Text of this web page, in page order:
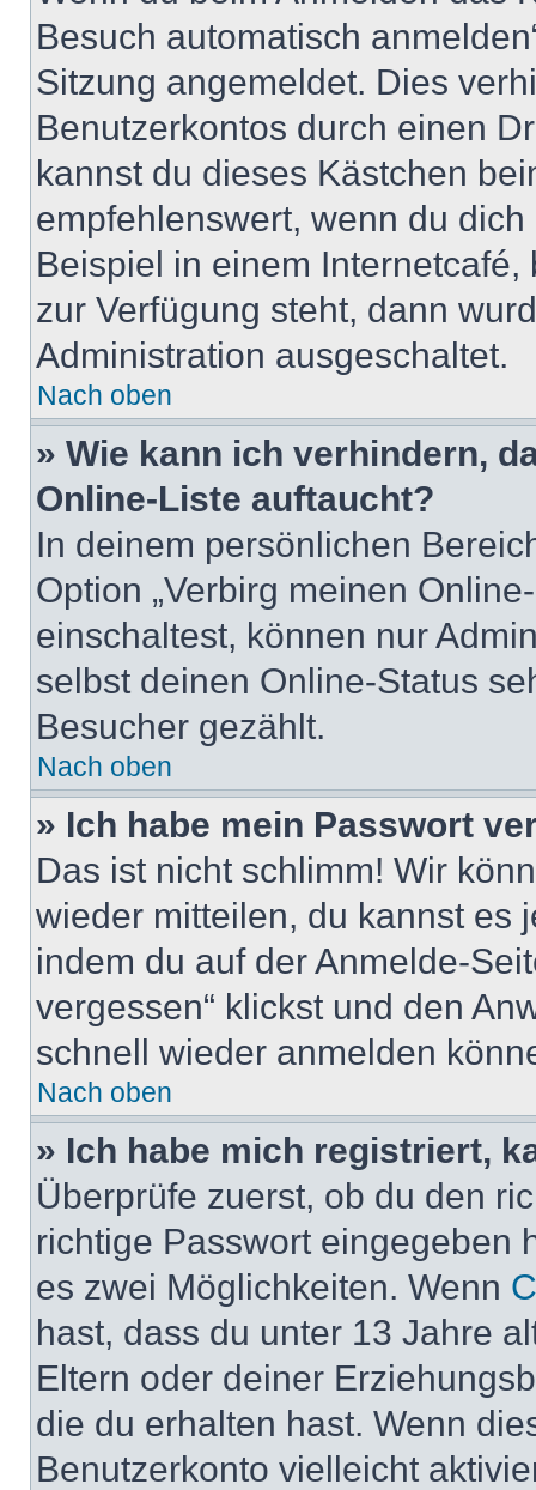
Besuch automatisch
Sitzung angemeldet. Dies
Benutzerkontos durch einen
kannst du dieses Kästchen
empfehlenswert, wenn du
Beispiel in einem
zur Verfügung steht, dann
Administration ausgeschaltet.
Nach oben
» Wie kann ich verhindern,
Online-Liste auftaucht?
In deinem persönlichen
Option „Verbirg meinen
einschaltest, können nur
selbst deinen Online-Status
Besucher gezählt.
Nach oben
» Ich habe mein Passwort
Das ist nicht schlimm! Wir
wieder mitteilen, du kannst es
indem du auf der Anmelde-
vergessen“ klickst und den
schnell wieder anmelden
Nach oben
» Ich habe mich registriert,
Überprüfe zuerst, ob du den
richtige Passwort eingegeben
es zwei Möglichkeiten. Wenn
hast, dass du unter 13 Jahre
Eltern oder deiner
die du erhalten hast. Wenn
Benutzerkonto vielleicht